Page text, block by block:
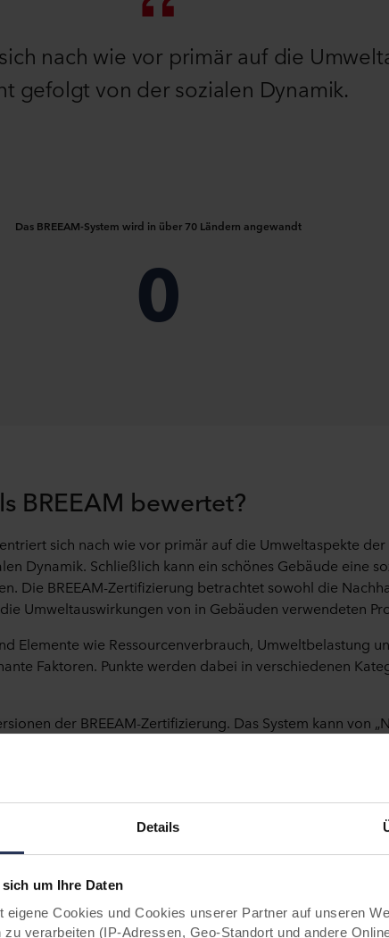
Details
um Ihre Daten
eigene Cookies und Cookies unserer Partner auf unseren
verarbeiten (IP-Adressen, Geo-Standort und andere
nach wie vor primär auf die
gefolgt von der sozialen Dynamik.
Das BREEAM-System wird in über 70 Ländern angewandt
0
BREEAM bewertet?
sich nach wie vor primär auf die Umweltaspekte
Dynamik. Schließlich kann ein schönes Gebäude eine
Die BREEAM-Zertifizierung betrachtet sowohl die
Umweltauswirkungen von in Gebäuden verwendeten
Elemente wie Ressourcenverbrauch, Umweltbelastung
Faktoren. Punkte werden dabei in verschiedenen
der BREEAM-Zertifizierung. Das System kann von
Norwegen, Schweden, Deutschland und Spanien.
bei BREEAM